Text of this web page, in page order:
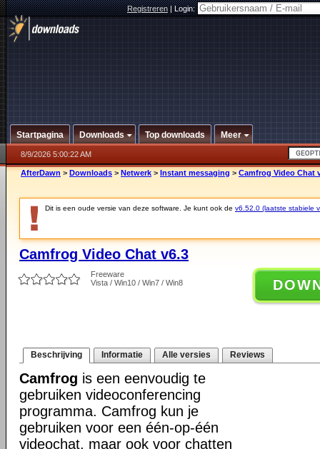
Registreren|Login:
Startpagina Downloads Top downloads Meer
8/9/2026 5:00:22 AM
AfterDawn > Downloads > Netwerk > Instant messaging > Camfrog Video Chat
Dit is een oude versie van deze software. Je kunt ook de v6.52.0 (laatste stabiele
Camfrog Video Chat v6.3
Freeware
Vista / Win10 / Win7 / Win8
Beschrijving Informatie Alle versies Reviews
Camfrog is een eenvoudig te
gebruiken videoconferencing
programma. Camfrog kun je
gebruiken voor een één-op-één
videochat, maar ook voor chatten